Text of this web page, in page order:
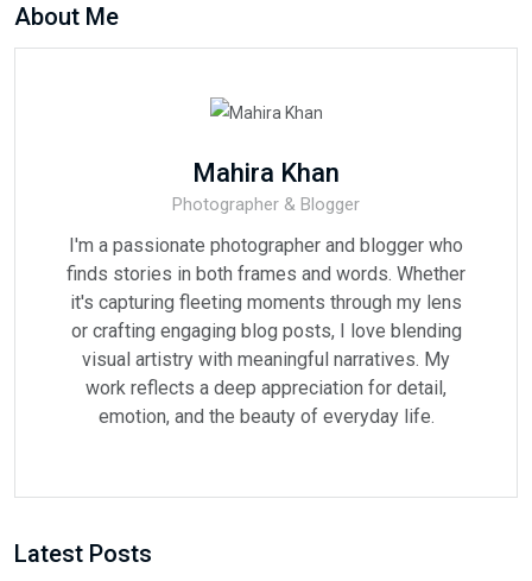
About Me
Mahira Khan
Photographer & Blogger
I'm a passionate photographer and blogger who
finds stories in both frames and words. Whether
it's capturing fleeting moments through my lens
or crafting engaging blog posts, I love blending
visual artistry with meaningful narratives. My
work reflects a deep appreciation for detail,
emotion, and the beauty of everyday life.
Latest Posts